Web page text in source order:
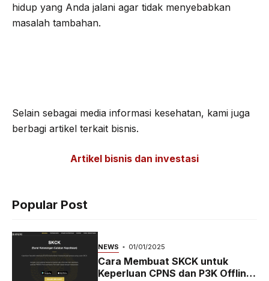
hidup yang Anda jalani agar tidak menyebabkan
masalah tambahan.
Selain sebagai media informasi kesehatan, kami juga
berbagi artikel terkait bisnis.
Artikel bisnis dan investasi
Popular Post
NEWS 01/01/2025
Cara Membuat SKCK untuk
Keperluan CPNS dan P3K Offline